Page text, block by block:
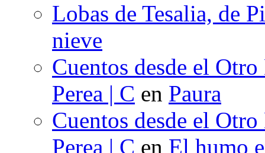
Lobas de Tesalia, de
nieve
Cuentos desde el
Perea | C en Paura
Cuentos desde el
Perea | C en El humo